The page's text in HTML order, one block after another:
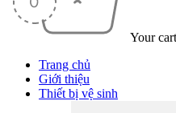
Your
Trang chủ
Giới thiệu
Thiết bị vệ sinh